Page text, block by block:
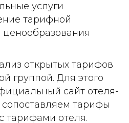
услуги
тарифной
ценообразования
открытых тарифов
группой. Для этого
сайт отеля-
сопоставляем тарифы
тарифами отеля.